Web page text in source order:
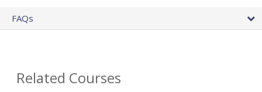
FAQs
Related Courses